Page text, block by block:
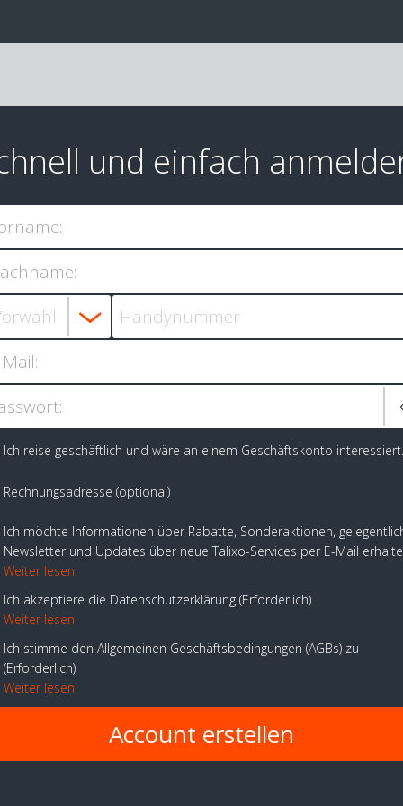
und einfach
Ich reise geschäftlich und wäre an einem Geschäftskonto interessiert.
Rechnungsadresse (optional)
Ich möchte Informationen über Rabatte, Sonderaktionen,
Newsletter und Updates über neue Talixo-Services per E-Mail
Weiter lesen
Ich akzeptiere die Datenschutzerklärung Erforderlich
Weiter lesen
Ich stimme den Allgemeinen Geschäftsbedingungen (AGBs) zu
Erforderlich
Weiter lesen